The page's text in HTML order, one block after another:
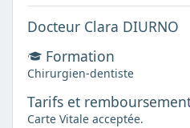
Docteur Clara DIURNO
Formation
Chirurgien-dentiste
Tarifs et
Carte Vitale acceptée.